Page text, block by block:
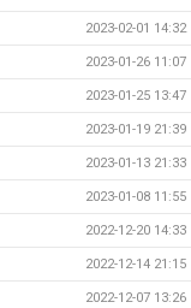
2023-02-01 14:32
2023-01-26 11:07
2023-01-25 13:47
2023-01-19 21:39
2023-01-13 21:33
2023-01-08 11:55
2022-12-20 14:33
2022-12-14 21:15
2022-12-07 13:26